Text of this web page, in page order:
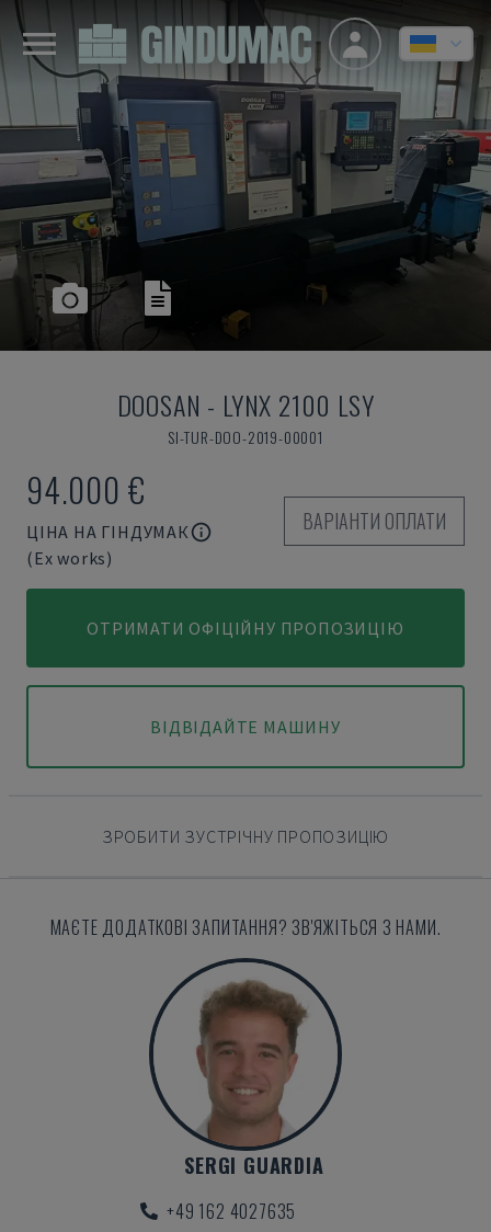
DOOSAN - LYNX 2100 LSY
SI-TUR-DOO-2019-00001
94.000 €
ЦІНА НА ГІНДУМАК
(Ex works)
ВАРІАНТИ ОПЛАТИ
ОТРИМАТИ ОФІЦІЙНУ ПРОПОЗИЦІЮ
ВІДВІДАЙТЕ МАШИНУ
ЗРОБИТИ ЗУСТРІЧНУ ПРОПОЗИЦІЮ
МАЄТЕ ДОДАТКОВІ ЗАПИТАННЯ? ЗВ'ЯЖІТЬСЯ З НАМИ.
SERGI GUARDIA
+49 162 4027635